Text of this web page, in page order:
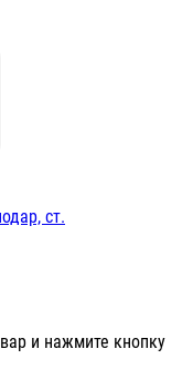
ст.
и нажмите кнопку